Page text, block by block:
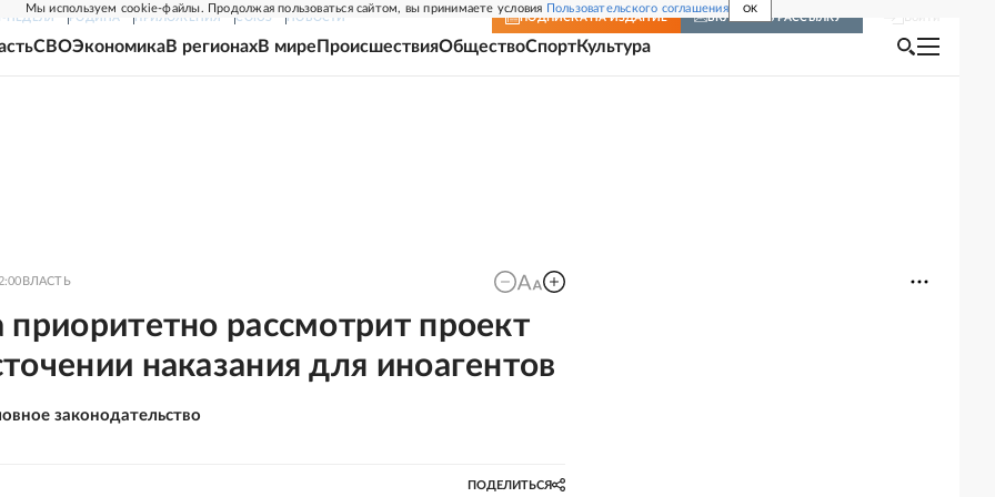
Мы используем cookie-файлы. Продолжая пользоваться сайтом, вы принимаете условия Пользовательского соглашения OK
НЕДЕЛЯ РОДИНА ПРИЛОЖЕНИЯ СОЮЗ НОВОСТИ ПОДПИСКА НА ИЗДАНИЕ ВКЛЮЧИТЬ РАССЫЛКУ
СВОЭкономикаВ регионахВ мире ПроисшествияОбществоСпортКультура
ВЛАСТЬ
приоритетно рассмотрит проект
наказания для иноагентов
законодательство
ПОДЕЛИТЬСЯ